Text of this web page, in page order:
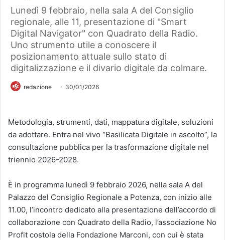
Lunedì 9 febbraio, nella sala A del Consiglio
regionale, alle 11, presentazione di "Smart
Digital Navigator" con Quadrato della Radio.
Uno strumento utile a conoscere il
posizionamento attuale sullo stato di
digitalizzazione e il divario digitale da colmare.
redazione 30/01/2026
Metodologia, strumenti, dati, mappatura digitale, soluzioni
da adottare. Entra nel vivo “Basilicata Digitale in ascolto”, la
consultazione pubblica per la trasformazione digitale nel
triennio 2026-2028.
È in programma lunedì 9 febbraio 2026, nella sala A del
Palazzo del Consiglio Regionale a Potenza, con inizio alle
11.00, l’incontro dedicato alla presentazione dell’accordo di
collaborazione con Quadrato della Radio, l’associazione No
Profit costola della Fondazione Marconi, con cui è stata